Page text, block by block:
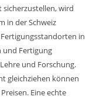
wird
in der Schweiz
in
Fertigung
und Forschung.
gleichziehen können
Eine echte